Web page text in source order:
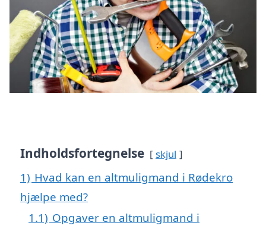
Indholdsfortegnelse skjul
1) Hvad kan en altmuligmand i Rødekro
hjælpe med?
1.1) Opgaver en altmuligmand i